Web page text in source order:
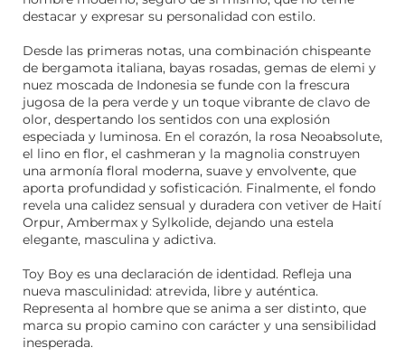
destacar y expresar su personalidad con estilo.
Desde las primeras notas, una combinación chispeante
de bergamota italiana, bayas rosadas, gemas de elemi y
nuez moscada de Indonesia se funde con la frescura
jugosa de la pera verde y un toque vibrante de clavo de
olor, despertando los sentidos con una explosión
especiada y luminosa. En el corazón, la rosa Neoabsolute,
el lino en flor, el cashmeran y la magnolia construyen
una armonía floral moderna, suave y envolvente, que
aporta profundidad y sofisticación. Finalmente, el fondo
revela una calidez sensual y duradera con vetiver de Haití
Orpur, Ambermax y Sylkolide, dejando una estela
elegante, masculina y adictiva.
Toy Boy es una declaración de identidad. Refleja una
nueva masculinidad: atrevida, libre y auténtica.
Representa al hombre que se anima a ser distinto, que
marca su propio camino con carácter y una sensibilidad
inesperada.